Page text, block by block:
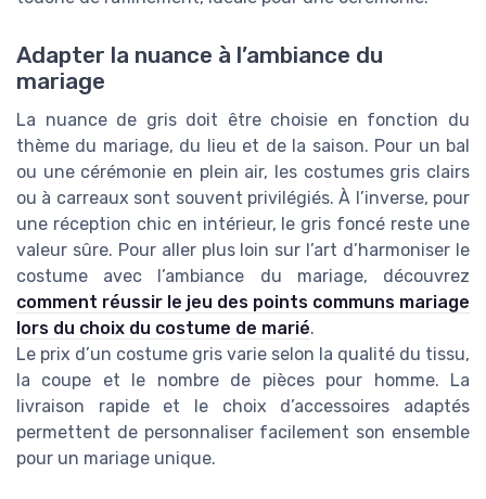
Adapter la nuance à l’ambiance du
mariage
La nuance de gris doit être choisie en fonction du
thème du mariage, du lieu et de la saison. Pour un bal
ou une cérémonie en plein air, les costumes gris clairs
ou à carreaux sont souvent privilégiés. À l’inverse, pour
une réception chic en intérieur, le gris foncé reste une
valeur sûre. Pour aller plus loin sur l’art d’harmoniser le
costume avec l’ambiance du mariage, découvrez
comment réussir le jeu des points communs mariage
lors du choix du costume de marié.
Le prix d’un costume gris varie selon la qualité du tissu,
la coupe et le nombre de pièces pour homme. La
livraison rapide et le choix d’accessoires adaptés
permettent de personnaliser facilement son ensemble
pour un mariage unique.